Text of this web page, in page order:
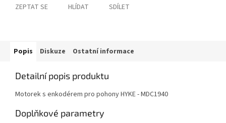
ZEPTAT SE HLÍDAT SDÍLET
Popis Diskuze Ostatní informace
Detailní popis produktu
Motorek s enkodérem pro pohony HYKE - MDC1940
Doplňkové parametry